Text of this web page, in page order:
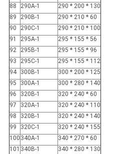
88
290A-1
290 * 200 * 130
89
290B-1
290 * 210 * 60
90
290C-1
290 * 210 * 100
91
295A-1
295 * 155 * 56
92
295B-1
295 * 155 * 96
93
295C-1
295 * 155 * 112
94
300B-1
300 * 200 * 125
95
300A-1
300 * 280 * 140
96
320B-1
320 * 240 * 60
97
320A-1
320 * 240 * 110
98
320B-1
320 * 240 * 140
99
320C-1
320 * 240 * 155
100 340A-1
340 * 270 * 60
101 340B-1
340 * 280 * 130